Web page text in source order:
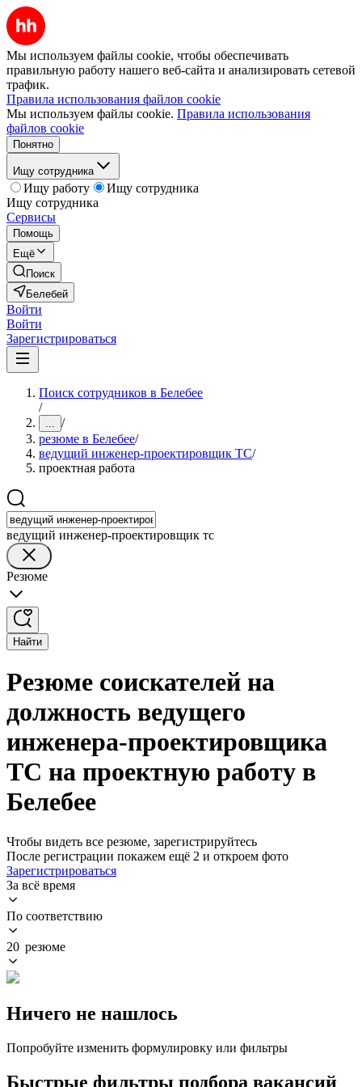
Мы используем файлы cookie, чтобы обеспечивать
правильную работу нашего веб-сайта и анализировать сетевой
трафик.
Правила использования файлов cookie
Мы используем файлы cookie. Правила использования
файлов cookie
Понятно
Ищу сотрудника
Ищу работу
Ищу сотрудника
Ищу сотрудника
Сервисы
Помощь
Ещё
Поиск
Белебей
Войти
Войти
Зарегистрироваться
Поиск сотрудников в Белебее
/
... /
резюме в Белебее/
ведущий инженер-проектировщик ТС/
проектная работа
ведущий инженер-проектировщик тс
Резюме
Найти
Резюме соискателей на
должность ведущего
инженера-проектировщика
ТС на проектную работу в
Белебее
Чтобы видеть все резюме, зарегистрируйтесь
После регистрации покажем ещё 2 и откроем фото
Зарегистрироваться
За всё время
По соответствию
20 резюме
Ничего не нашлось
Попробуйте изменить формулировку или фильтры
Быстрые фильтры подбора вакансий